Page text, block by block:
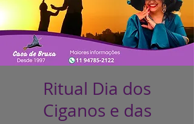
Ritual Dia dos
Ciganos e das